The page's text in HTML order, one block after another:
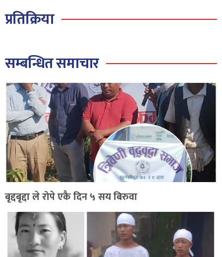
प्रतिक्रिया
सम्बन्धित समाचार
बृद्दबृद्दा ले रोपे एकै दिन ५ सय बिरुवा